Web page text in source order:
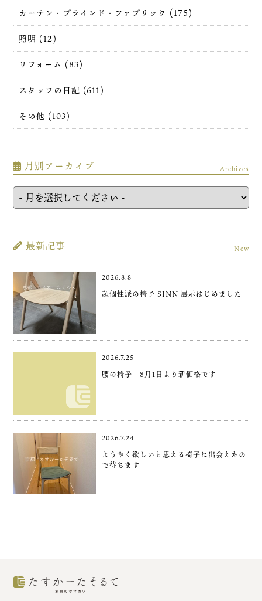
カーテン・ブラインド・ファブリック (175)
照明 (12)
リフォーム (83)
スタッフの日記 (611)
その他 (103)
月別アーカイブ Archives
最新記事 New
2026.8.8
超個性派の椅子 SINN 展示はじめました
2026.7.25
腰の椅子 8月1日より新価格です
2026.7.24
ようやく欲しいと思える椅子に出会えたの
で待ちます